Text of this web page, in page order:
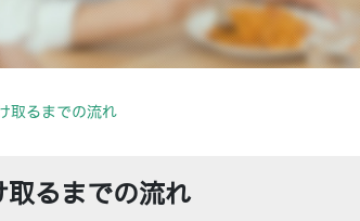
取るまでの流れ
取るまでの流れ